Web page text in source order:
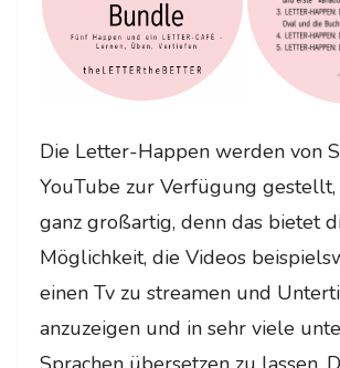
Die Letter-Happen werden von
YouTube zur Verfügung gestellt,
ganz großartig, denn das bietet
Möglichkeit, die Videos
einen Tv zu streamen und
anzuzeigen und in sehr viele